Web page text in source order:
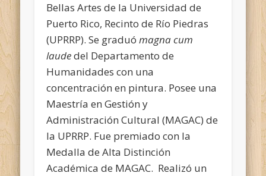
Bellas Artes de la Universidad de
Puerto Rico, Recinto de Río Piedras
(UPRRP). Se graduómagna cum
laudedel Departamento de
Humanidades con una
concentración en pintura. Posee una
Maestría en Gestión y
Administración Cultural (MAGAC) de
la UPRRP. Fue premiado con la
Medalla de Alta Distinción
Académica de MAGAC. Realizó un